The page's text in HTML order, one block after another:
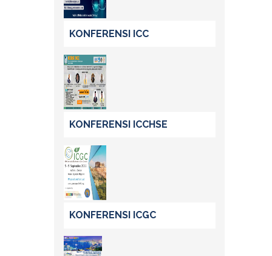
KONFERENSI ICC
KONFERENSI ICCHSE
KONFERENSI ICGC